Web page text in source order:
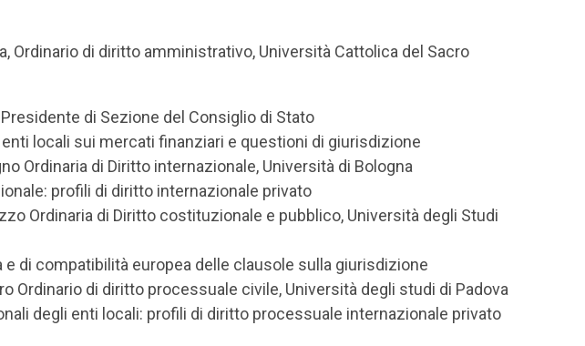
Ordinario di diritto amministrativo, Università Cattolica del Sacro
di Sezione del Consiglio di Stato
locali sui mercati finanziari e questioni di giurisdizione
Ordinaria di Diritto internazionale, Università di Bologna
profili di diritto internazionale privato
Ordinaria di Diritto costituzionale e pubblico, Università degli Studi
di compatibilità europea delle clausole sulla giurisdizione
Ordinario di diritto processuale civile, Università degli studi di Padova
degli enti locali: profili di diritto processuale internazionale privato